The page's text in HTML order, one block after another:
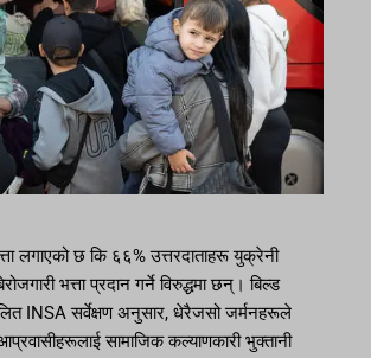
लगाएको छ कि ६६% उत्तरदाताहरू युक्रेनी
भत्ता प्रदान गर्ने विरुद्धमा छन्। बिल्ड
INSA सर्वेक्षण अनुसार, धेरैजसो जर्मनहरूले
सामाजिक कल्याणकारी भुक्तानी